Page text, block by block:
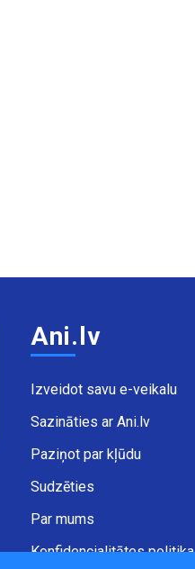
Ani.lv
Izveidot savu e-veikalu
Sazināties ar Ani.lv
Paziņot par kļūdu
Sudzēties
Par mums
Konfidencialitātes politika